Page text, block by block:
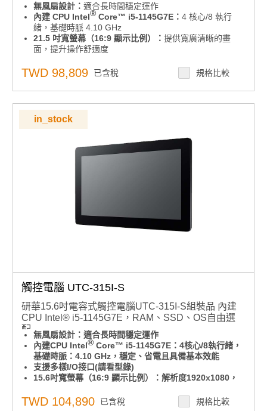
無風扇設計：適合長時間穩定運作
內建 CPU Intel® Core™ i5-1145G7E：4 核心/8 執行
緒，基礎時脈 4.10 GHz
21.5 吋寬螢幕（16:9 顯示比例）：提供寬廣清晰的畫
面，提升操作舒適度
多種場合
靈活擺放：
可橫放或直立使用，彈性符合各種空間需求
支援 VESA 75x75 mm 標準壁掛孔：安裝多元，自由擴
充不受限
作業系統支援：
點擊查看
TWD 98,809 已含稅 規格比較
in_stock
觸控電腦 UTC-315I-S
研華15.6吋電容式觸控電腦UTC-315I-S組裝品 內建
CPU Intel® i5-1145G7E，RAM、SSD、OS自由選
配
無風扇設計：適合長時間穩定運作
內建CPU Intel® Core™ i5-1145G7E：4核心/8執行緒，
基礎時脈：4.10 GHz，穩定、省電且具備基本效能
支援多樣I/O接口(請看型錄)
15.6吋寬螢幕（16:9 顯示比例）：解析度1920x1080，
前面板達IP65防水防塵等級：適用於工廠、廚房、戶外等
TWD 104,890 已含稅 規格比較